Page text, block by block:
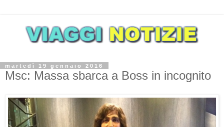
martedì 19 gennaio 2016
Msc: Massa sbarca a Boss in incognito